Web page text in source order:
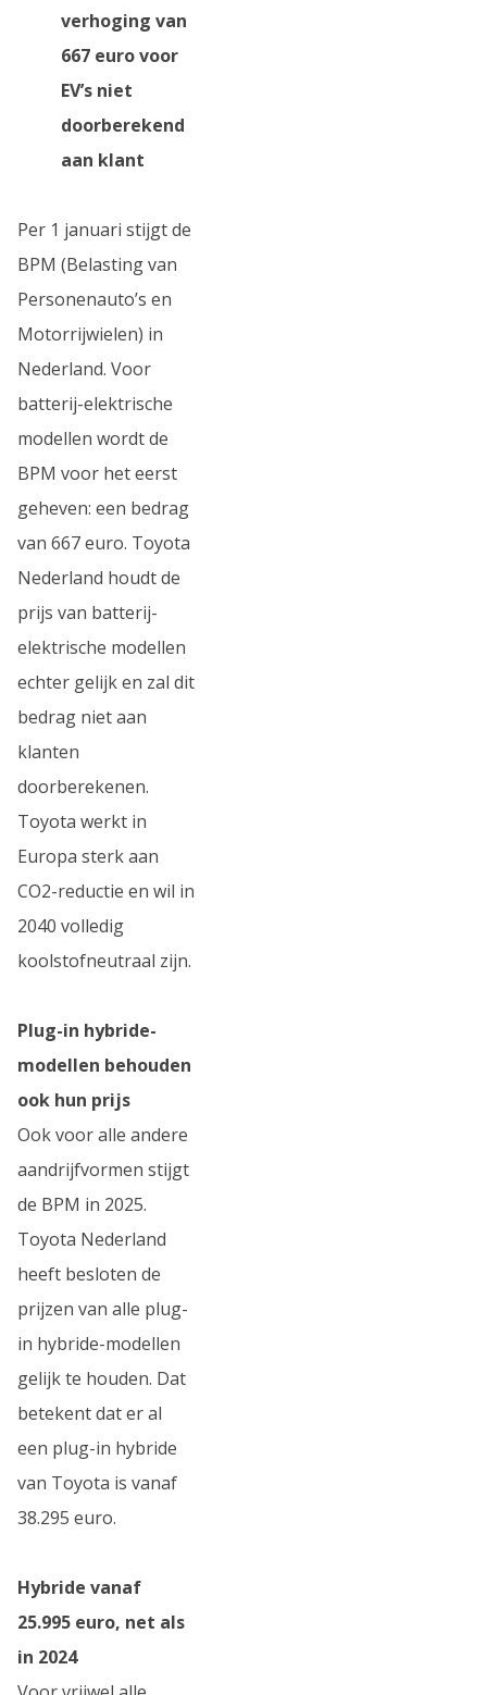
verhoging van
667 euro voor
EV’s niet
doorberekend
aan klant
Per 1 januari stijgt de
BPM (Belasting van
Personenauto’s en
Motorrijwielen) in
Nederland. Voor
batterij-elektrische
modellen wordt de
BPM voor het eerst
geheven: een bedrag
van 667 euro. Toyota
Nederland houdt de
prijs van batterij-
elektrische modellen
echter gelijk en zal dit
bedrag niet aan
klanten
doorberekenen.
Toyota werkt in
Europa sterk aan
CO2-reductie en wil in
2040 volledig
koolstofneutraal zijn.
Plug-in hybride-
modellen behouden
ook hun prijs
Ook voor alle andere
aandrijfvormen stijgt
de BPM in 2025.
Toyota Nederland
heeft besloten de
prijzen van alle plug-
in hybride-modellen
gelijk te houden. Dat
betekent dat er al
een plug-in hybride
van Toyota is vanaf
38.295 euro.
Hybride vanaf
25.995 euro, net als
in 2024